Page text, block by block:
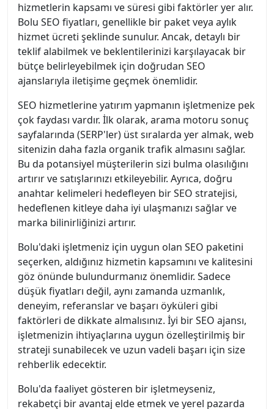
hizmetlerin kapsamı ve süresi gibi faktörler yer alır.
Bolu SEO fiyatları, genellikle bir paket veya aylık
hizmet ücreti şeklinde sunulur. Ancak, detaylı bir
teklif alabilmek ve beklentilerinizi karşılayacak bir
bütçe belirleyebilmek için doğrudan SEO
ajanslarıyla iletişime geçmek önemlidir.
SEO hizmetlerine yatırım yapmanın işletmenize pek
çok faydası vardır. İlk olarak, arama motoru sonuç
sayfalarında (SERP'ler) üst sıralarda yer almak, web
sitenizin daha fazla organik trafik almasını sağlar.
Bu da potansiyel müşterilerin sizi bulma olasılığını
artırır ve satışlarınızı etkileyebilir. Ayrıca, doğru
anahtar kelimeleri hedefleyen bir SEO stratejisi,
hedeflenen kitleye daha iyi ulaşmanızı sağlar ve
marka bilinirliğinizi artırır.
Bolu'daki işletmeniz için uygun olan SEO paketini
seçerken, aldığınız hizmetin kapsamını ve kalitesini
göz önünde bulundurmanız önemlidir. Sadece
düşük fiyatları değil, aynı zamanda uzmanlık,
deneyim, referanslar ve başarı öyküleri gibi
faktörleri de dikkate almalısınız. İyi bir SEO ajansı,
işletmenizin ihtiyaçlarına uygun özelleştirilmiş bir
strateji sunabilecek ve uzun vadeli başarı için size
rehberlik edecektir.
Bolu'da faaliyet gösteren bir işletmeyseniz,
rekabetçi bir avantaj elde etmek ve yerel pazarda